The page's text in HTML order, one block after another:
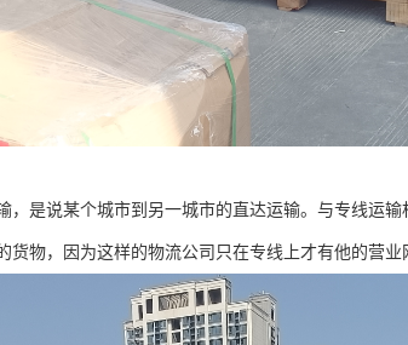
，是说某个城市到另一城市的直达运输。与专线运
货物，因为这样的物流公司只在专线上才有他的营业